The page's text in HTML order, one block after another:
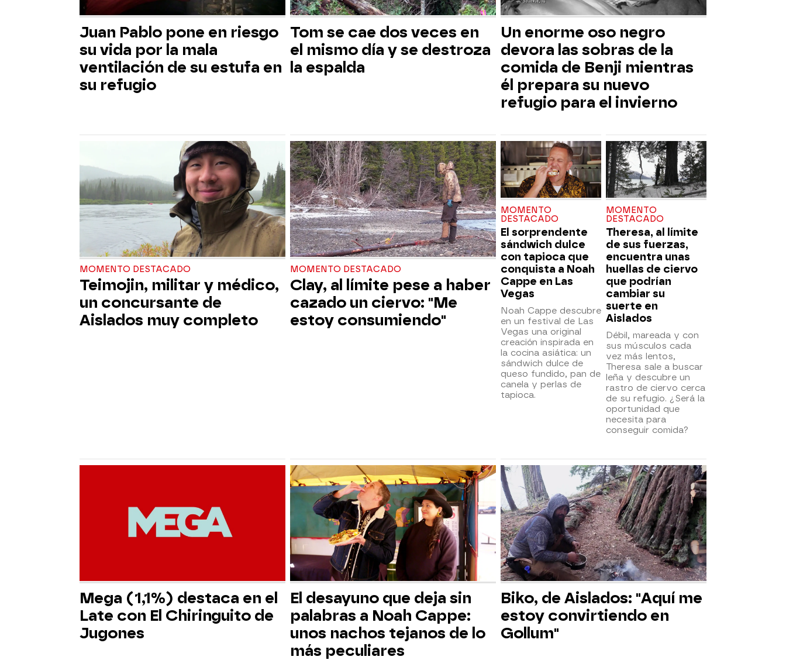
Juan Pablo pone en riesgo
su vida por la mala
ventilación de su estufa en
su refugio
Tom se cae dos veces en
el mismo día y se destroza
la espalda
Un enorme oso negro
devora las sobras de la
comida de Benji mientras
él prepara su nuevo
refugio para el invierno
MOMENTO DESTACADO
Teimojin, militar y médico,
un concursante de
Aislados muy completo
MOMENTO DESTACADO
Clay, al límite pese a haber
cazado un ciervo: "Me
estoy consumiendo"
MOMENTO
DESTACADO
El sorprendente
sándwich dulce
con tapioca que
conquista a Noah
Cappe en Las
Vegas
Noah Cappe descubre
en un festival de Las
Vegas una original
creación inspirada en
la cocina asiática: un
sándwich dulce de
queso fundido, pan de
canela y perlas de
tapioca.
MOMENTO
DESTACADO
Theresa, al límite
de sus fuerzas,
encuentra unas
huellas de ciervo
que podrían
cambiar su
suerte en
Aislados
Débil, mareada y con
sus músculos cada
vez más lentos,
Theresa sale a buscar
leña y descubre un
rastro de ciervo cerca
de su refugio. ¿Será la
oportunidad que
necesita para
conseguir comida?
Mega (1,1%) destaca en el
Late con El Chiringuito de
Jugones
El desayuno que deja sin
palabras a Noah Cappe:
unos nachos tejanos de lo
más peculiares
Biko, de Aislados: "Aquí me
estoy convirtiendo en
Gollum"